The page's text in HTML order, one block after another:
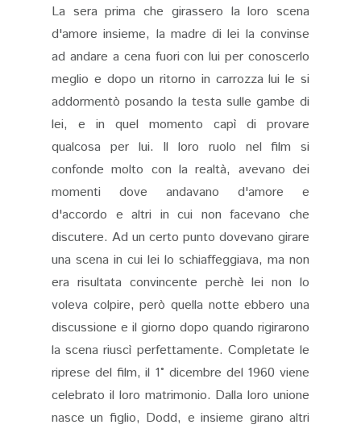
La sera prima che girassero la loro scena
d'amore insieme, la madre di lei la convinse
ad andare a cena fuori con lui per conoscerlo
meglio e dopo un ritorno in carrozza lui le si
addormentò posando la testa sulle gambe di
lei, e in quel momento capì di provare
qualcosa per lui. Il loro ruolo nel film si
confonde molto con la realtà, avevano dei
momenti dove andavano d'amore e
d'accordo e altri in cui non facevano che
discutere. Ad un certo punto dovevano girare
una scena in cui lei lo schiaffeggiava, ma non
era risultata convincente perchè lei non lo
voleva colpire, però quella notte ebbero una
discussione e il giorno dopo quando rigirarono
la scena riuscì perfettamente. Completate le
riprese del film, il 1° dicembre del 1960 viene
celebrato il loro matrimonio. Dalla loro unione
nasce un figlio, Dodd, e insieme girano altri